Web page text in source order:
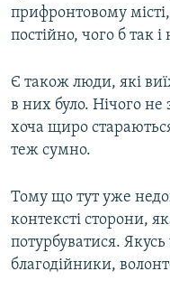
прифронтовому
постійно, чого б так
Є також люди, які
в них було. Нічого
хоча щиро
теж сумно.
Тому що тут уже
контексті сторони,
потурбуватися.
благодійники,